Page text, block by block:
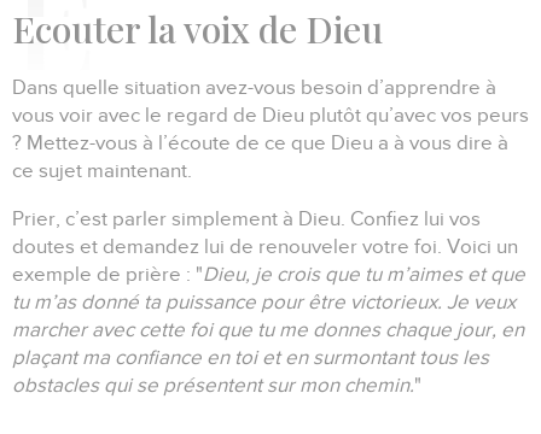
Ecouter la voix de Dieu
Dans quelle situation avez-vous besoin d’apprendre à
vous voir avec le regard de Dieu plutôt qu’avec vos peurs
? Mettez-vous à l’écoute de ce que Dieu a à vous dire à
ce sujet maintenant.
Prier, c’est parler simplement à Dieu. Confiez lui vos
doutes et demandez lui de renouveler votre foi. Voici un
exemple de prière : "Dieu, je crois que tu m’aimes et que
tu m’as donné ta puissance pour être victorieux. Je veux
marcher avec cette foi que tu me donnes chaque jour, en
plaçant ma confiance en toi et en surmontant tous les
obstacles qui se présentent sur mon chemin."